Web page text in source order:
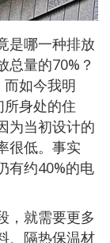
是哪一种排放
总量的70%？
而如今我明
身处的住
为当初设计的
很低。事实
有约40%的电
，就需要更多
、隔热保温材